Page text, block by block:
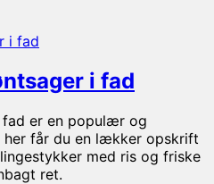
i fad
fad er en populær og
her får du en lækker opskrift
med ris og friske
ret.